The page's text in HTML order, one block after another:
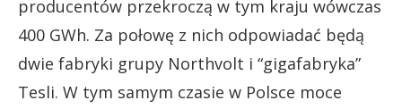
producentów przekroczą w tym kraju wówczas
400 GWh. Za połowę z nich odpowiadać będą
dwie fabryki grupy Northvolt i “gigafabryka”
Tesli. W tym samym czasie w Polsce moce